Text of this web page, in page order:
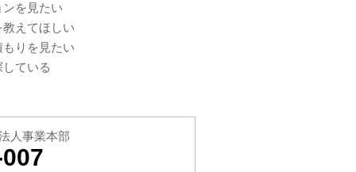
を見たい
えてほしい
りを見たい
ている
人事業本部